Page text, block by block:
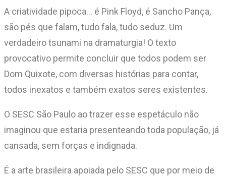
A criatividade pipoca… é Pink Floyd, é Sancho Pança,
são pés que falam, tudo fala, tudo seduz. Um
verdadeiro tsunami na dramaturgia! O texto
provocativo permite concluir que todos podem ser
Dom Quixote, com diversas histórias para contar,
todos inexatos e também exatos seres existentes.
O SESC São Paulo ao trazer esse espetáculo não
imaginou que estaria presenteando toda população, já
cansada, sem forças e indignada.
É a arte brasileira apoiada pelo SESC que por meio de